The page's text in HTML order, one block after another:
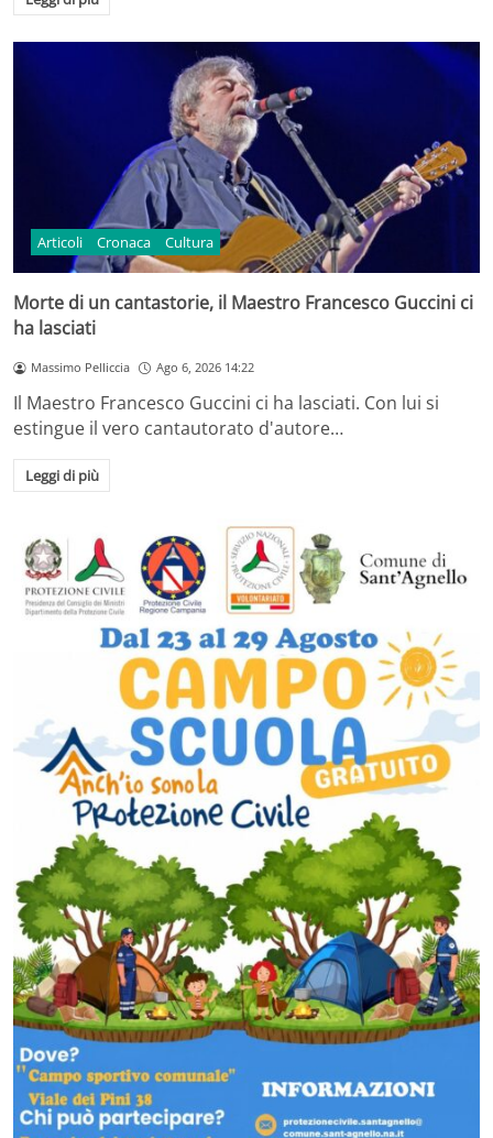
Articoli Cronaca Cultura
Morte di un cantastorie, il Maestro Francesco Guccini ci
ha lasciati
Massimo Pelliccia Ago 6, 2026 14:22
Il Maestro Francesco Guccini ci ha lasciati. Con lui si
estingue il vero cantautorato d'autore…
Leggi di più